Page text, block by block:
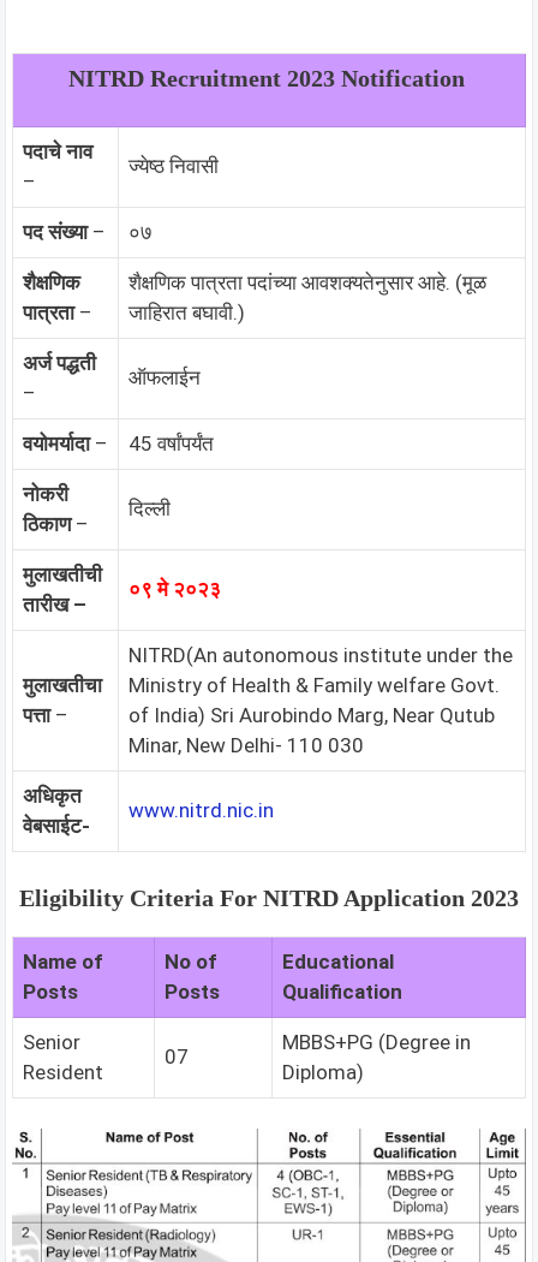
NITRD Recruitment 2023 Notification
पदाचे नाव
–
ज्येष्ठ निवासी
पद संख्या– ०७
शैक्षणिक
पात्रता–
शैक्षणिक पात्रता पदांच्या आवशक्यतेनुसार आहे. (मूळ
जाहिरात बघावी.)
अर्ज पद्धती
–
ऑफलाईन
वयोमर्यादा– 45 वर्षांपर्यंत
नोकरी
ठिकाण–
दिल्ली
मुलाखतीची
तारीख –
०९ मे २०२३
मुलाखतीचा
पत्ता–
NITRD(An autonomous institute under the
Ministry of Health & Family welfare Govt.
of India) Sri Aurobindo Marg, Near Qutub
Minar, New Delhi- 110 030
अधिकृत
वेबसाईट-
www.nitrd.nic.in
Eligibility Criteria For NITRD Application 2023
Name of
Posts
No of
Posts
Educational
Qualification
Senior
Resident
07
MBBS+PG (Degree in
Diploma)